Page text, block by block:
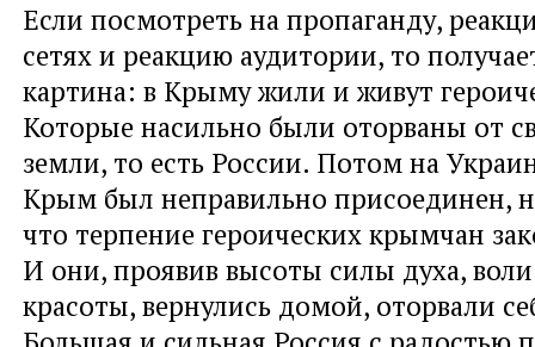
Если посмотреть на пропаганду,
сетях и реакцию аудитории, то
картина: в Крыму жили и живут
Которые насильно были оторваны от
земли, то есть России. Потом на
Крым был неправильно присоединен,
что терпение героических крымчан
И они, проявив высоты силы духа,
красоты, вернулись домой, оторвали